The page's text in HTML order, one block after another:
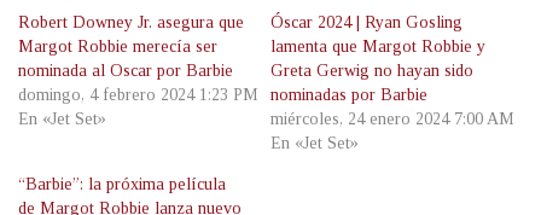
Robert Downey Jr. asegura que
Margot Robbie merecía ser
nominada al Oscar por Barbie
domingo, 4 febrero 2024 1:23 PM
En «Jet Set»
Óscar 2024 | Ryan Gosling
lamenta que Margot Robbie y
Greta Gerwig no hayan sido
nominadas por Barbie
miércoles, 24 enero 2024 7:00 AM
En «Jet Set»
“Barbie”: la próxima película
de Margot Robbie lanza nuevo